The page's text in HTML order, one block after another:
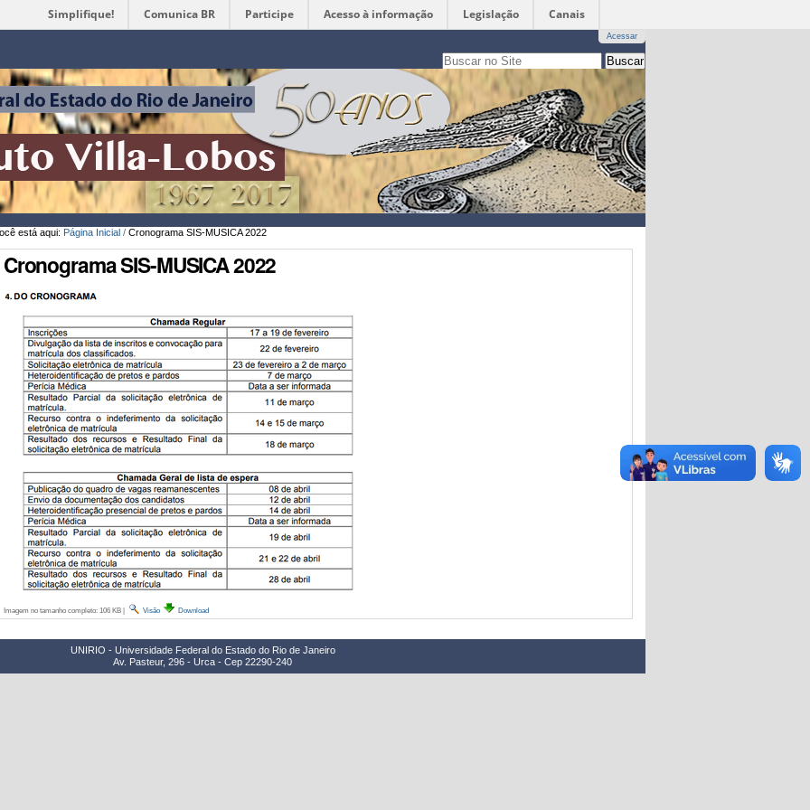
Simplifique! Comunica BR Participe Acesso à informação Legislação Canais
Acessar
Busca
apenas nesta seção
Busca
Avançada…
está aqui: Página Inicial / Cronograma SIS-MUSICA 2022
Cronograma SIS-MUSICA 2022
Imagem no tamanho completo: 106 KB| Visão Download
UNIRIO - Universidade Federal do Estado do Rio de Janeiro
Av. Pasteur, 296 - Urca - Cep 22290-240